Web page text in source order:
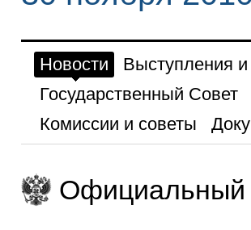
Новости
Выступления
Государственный Совет
Комиссии и советы
Официальный